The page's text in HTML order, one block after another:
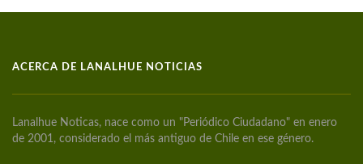
ACERCA DE LANALHUE NOTICIAS
Lanalhue Noticas, nace como un "Periódico Ciudadano" en enero
de 2001, considerado el más antiguo de Chile en ese género.